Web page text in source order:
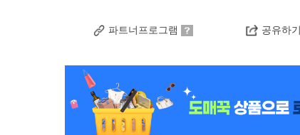
파트너프로그램 공유하기